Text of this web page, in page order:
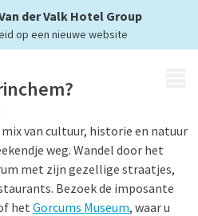
der Valk Hotel Group
op een nieuwe website
van cultuur, historie en natuur
weg. Wandel door het
met zijn gezellige straatjes,
Bezoek de imposante
het Gorcums Museum, waar u